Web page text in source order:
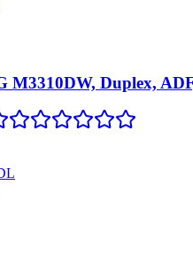
M3310DW, Duplex,